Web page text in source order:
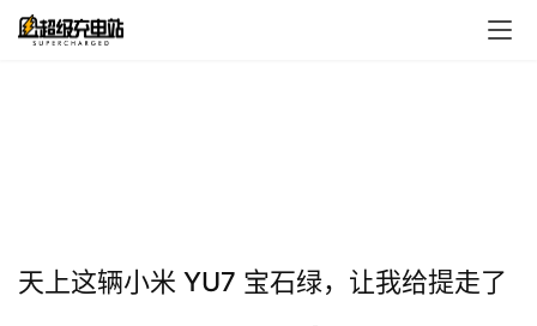
页
天上这辆小米 YU7 宝石绿，让我给提走了